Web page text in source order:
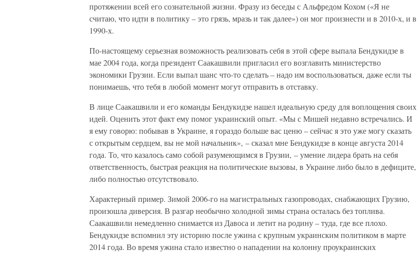
протяжении всей его сознательной жизни. Фразу из беседы с Альфредом Кохом («Я не
считаю, что идти в политику – это грязь, мразь и так далее») он мог произнести и в 2010-х, и в
1990-х.
По-настоящему серьезная возможность реализовать себя в этой сфере выпала Бендукидзе в
мае 2004 года, когда президент Саакашвили пригласил его возглавить министерство
экономики Грузии. Если выпал шанс что-то сделать – надо им воспользоваться, даже если ты
понимаешь, что тебя в любой момент могут отправить в отставку.
В лице Саакашвили и его команды Бендукидзе нашел идеальную среду для воплощения своих
идей. Оценить этот факт ему помог украинский опыт. «Мы с Мишей недавно встречались. И
я ему говорю: побывав в Украине, я гораздо больше вас ценю – сейчас я это уже могу сказать
с открытым сердцем, вы не мой начальник», – сказал мне Бендукидзе в конце августа 2014
года. То, что казалось само собой разумеющимся в Грузии, – умение лидера брать на себя
ответственность, быстрая реакция на политические вызовы, в Украине либо было в дефиците,
либо полностью отсутствовало.
Характерный пример. Зимой 2006-го на магистральных газопроводах, снабжающих Грузию,
произошла диверсия. В разгар необычно холодной зимы страна осталась без топлива.
Саакашвили немедленно снимается из Давоса и летит на родину – туда, где все плохо.
Бендукидзе вспомнил эту историю после ужина с крупным украинским политиком в марте
2014 года. Во время ужина стало известно о нападении на колонну проукраинских